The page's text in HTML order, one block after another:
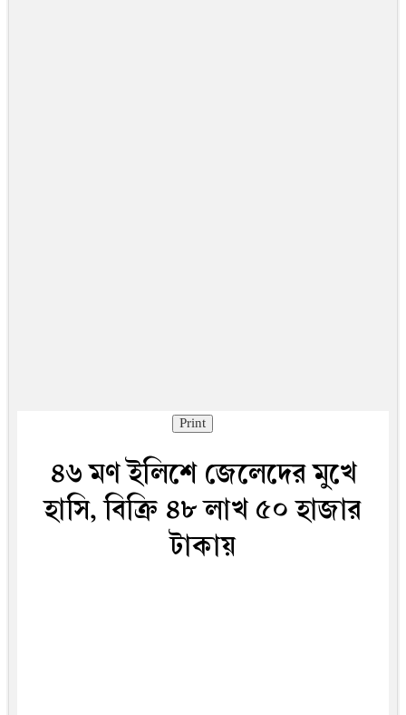
Print
৪৬ মণ ইলিশে জেলেদের মুখে
হাসি, বিক্রি ৪৮ লাখ ৫০ হাজার
টাকায়